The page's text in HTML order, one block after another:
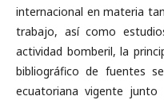
internacional en materia
trabajo, así como
actividad bomberil, la
bibliográfico de fuentes
ecuatoriana vigente